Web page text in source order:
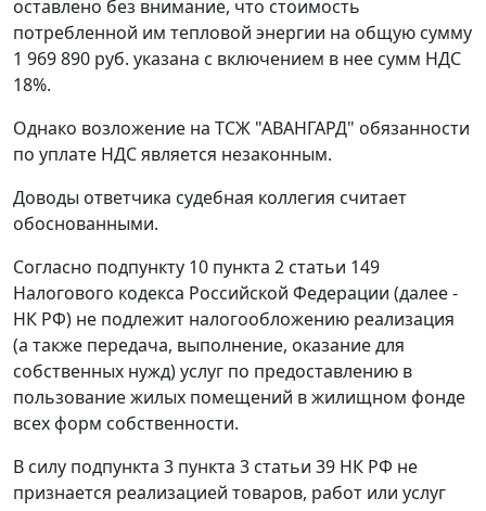
оставлено без внимание, что стоимость
потребленной им тепловой энергии на общую сумму
1 969 890 руб. указана с включением в нее сумм НДС
18%.
Однако возложение на ТСЖ "АВАНГАРД" обязанности
по уплате НДС является незаконным.
Доводы ответчика судебная коллегия считает
обоснованными.
Согласно подпункту 10 пункта 2 статьи 149
Налогового кодекса Российской Федерации (далее -
НК РФ) не подлежит налогообложению реализация
(а также передача, выполнение, оказание для
собственных нужд) услуг по предоставлению в
пользование жилых помещений в жилищном фонде
всех форм собственности.
В силу подпункта 3 пункта 3 статьи 39 НК РФ не
признается реализацией товаров, работ или услуг